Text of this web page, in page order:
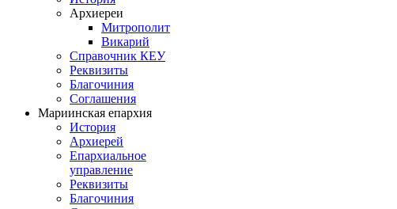
Архиереи
Митрополит
Викарий
Справочник КЕУ
Реквизиты
Благочиния
Соглашения
Мариинская епархия
История
Архиерей
Епархиальное
управление
Реквизиты
Благочиния